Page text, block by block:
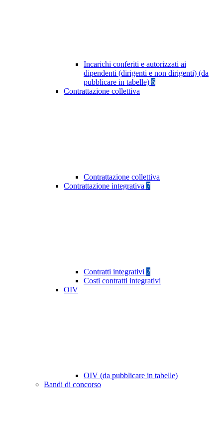
Incarichi conferiti e autorizzati ai
dipendenti (dirigenti e non dirigenti) (da
pubblicare in tabelle) 6
Contrattazione collettiva
Contrattazione collettiva
Contrattazione integrativa 7
Contratti integrativi 2
Costi contratti integrativi
OIV
OIV (da pubblicare in tabelle)
Bandi di concorso